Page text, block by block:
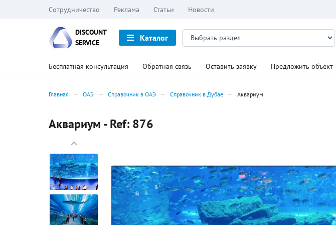
Сотрудничество Реклама Статьи Новости
DISCOUNT
SERVICE
Каталог
Бесплатная консультация Обратная связь Оставить заявку Предложить объект
Главная ОАЭ Справочник в ОАЭ Справочник в Дубае Аквариум
Аквариум - Ref: 876